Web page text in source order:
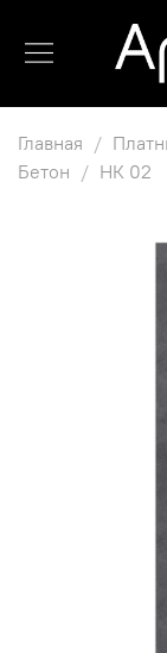
Главная
Бетон
НК 02